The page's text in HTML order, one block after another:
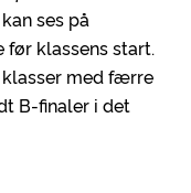
ses på
før klassens start.
med færre
B-finaler i det